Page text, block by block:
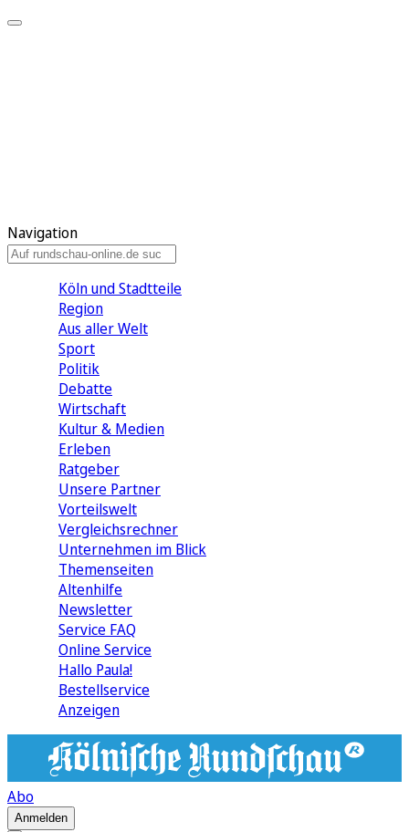
Navigation
Köln und Stadtteile
Region
Aus aller Welt
Sport
Politik
Debatte
Wirtschaft
Kultur & Medien
Erleben
Ratgeber
Unsere Partner
Vorteilswelt
Vergleichsrechner
Unternehmen im Blick
Themenseiten
Altenhilfe
Newsletter
Service FAQ
Online Service
Hallo Paula!
Bestellservice
Anzeigen
Abo
Anmelden